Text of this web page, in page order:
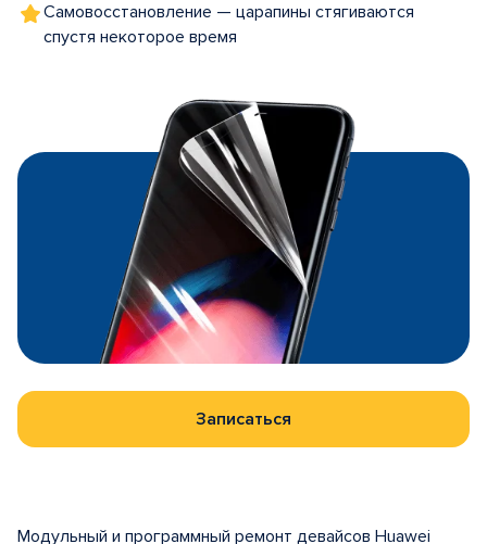
Самовосстановление — царапины стягиваются
спустя некоторое время
Записаться
Модульный и программный ремонт девайсов Huawei